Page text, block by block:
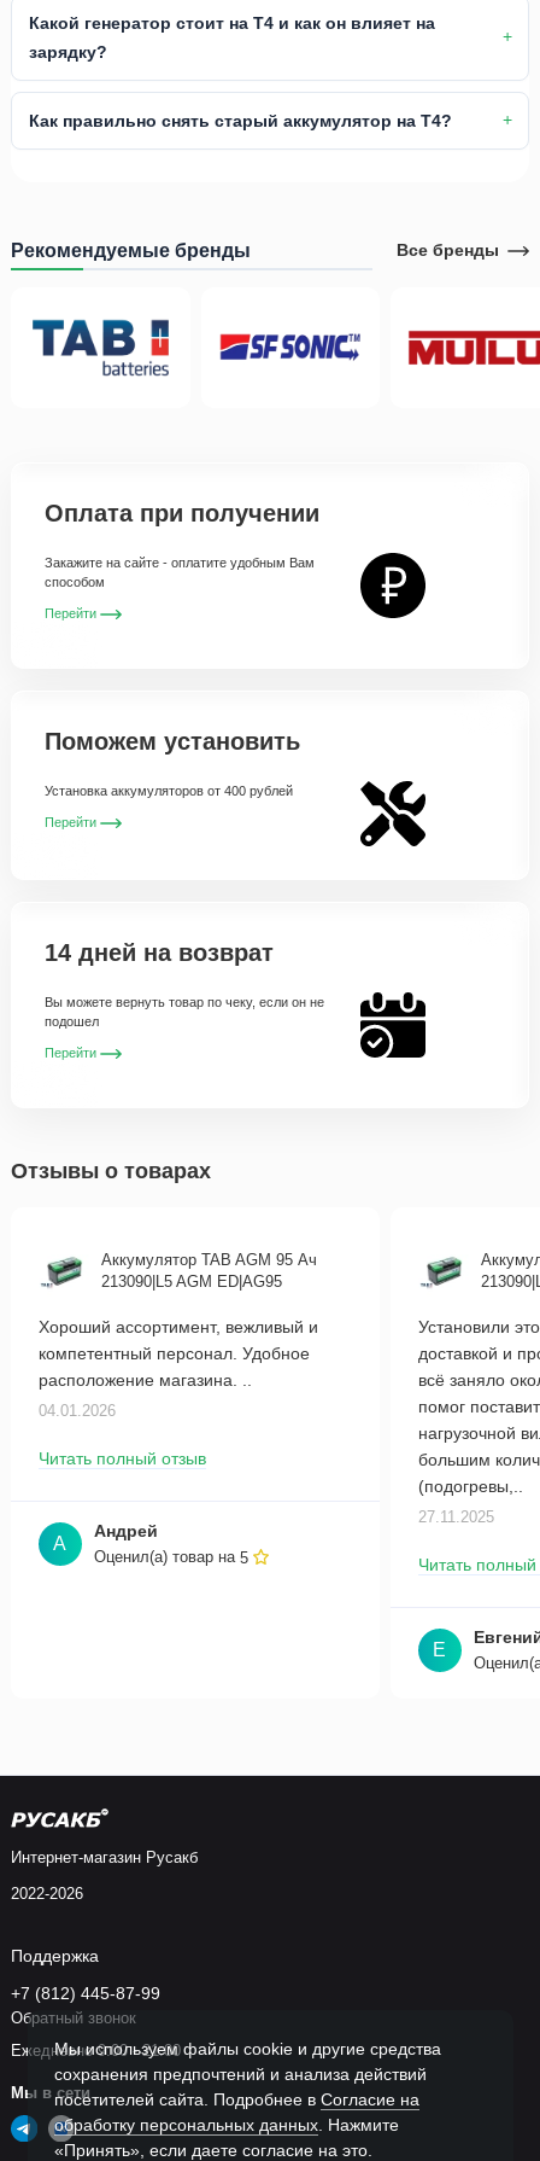
Какой генератор стоит на Т4 и как он влияет на
зарядку?
Как правильно снять старый аккумулятор на Т4?
Рекомендуемые бренды Все бренды
Оплата при получении
Закажите на сайте - оплатите удобным Вам
способом
Перейти
Поможем установить
Установка аккумуляторов от 400 рублей
Перейти
14 дней на возврат
Вы можете вернуть товар по чеку, если он не
подошел
Перейти
Отзывы о товарах
Аккумулятор TAB AGM 95 Ач
213090|L5 AGM ED|AG95
Хороший ассортимент, вежливый и
компетентный персонал. Удобное
расположение магазина. ..
04.01.2026
Читать полный отзыв
А
Андрей
Оценил(а) товар на5
Установили
доставкой и
всё заняло
помог
нагрузочной
большим
(подогревы,..
27.11.2025
Читать полный
Е
Мы используем файлы cookie и другие средства
сохранения предпочтений и анализа действий
посетителей сайта. Подробнее в Согласие на
обработку персональных данных . Нажмите
«Принять», если даете согласие на это.
Интернет-магазин Русакб
2022-2026
Поддержка
+7 (812) 445-87-99
Обратный звонок
Ежедневно 9:00 - 21:00
Мы в сети